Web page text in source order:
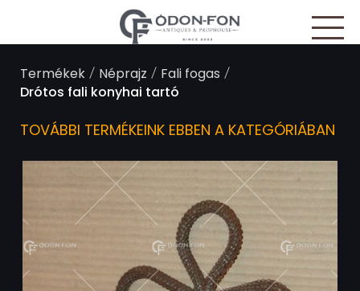
Termékek/ Néprajz / Fali fogas /
Drótos fali konyhai tartó
TOVÁBBI TERMÉKEINK EBBEN A KATEGÓRIÁBAN